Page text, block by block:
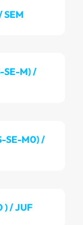
SEM
SE-M) /
SE-M0) /
) / JUF